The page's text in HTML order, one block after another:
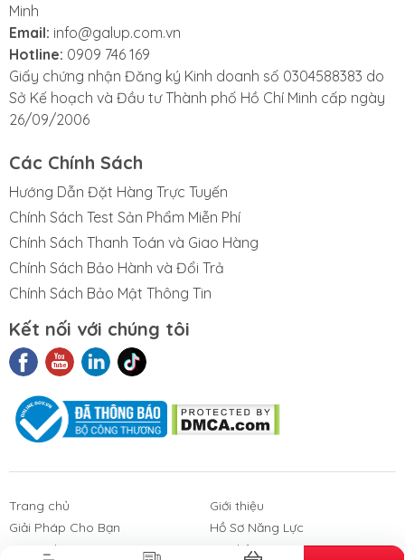
Liệu Nhám
Phim Cách
Sản Phẩm
Minh
Email: info@galup.com.vn
Hotline: 0909 746 169
Giấy chứng nhận Đăng ký Kinh doanh số 0304588383 do
Sở Kế hoạch và Đầu tư Thành phố Hồ Chí Minh cấp ngày
26/09/2006
Các Chính Sách
Hướng Dẫn Đặt Hàng Trực Tuyến
Chính Sách Test Sản Phẩm Miễn Phí
Chính Sách Thanh Toán và Giao Hàng
Chính Sách Bảo Hành và Đổi Trả
Chính Sách Bảo Mật Thông Tin
Kết nối với chúng tôi
Trang chủ
Giới thiệu
Giải Pháp Cho Bạn
Hồ Sơ Năng Lực
Góc Galup
Liên hệ